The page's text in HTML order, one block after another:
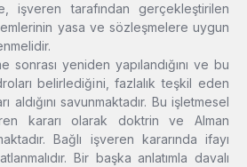
işveren tarafından gerçekleştirilen
yasa ve sözleşmelere uygun
sonrası yeniden yapılandığını ve bu
belirlediğini, fazlalık teşkil eden
aldığını savunmaktadır. Bu işletmesel
kararı olarak doktrin ve Alman
Bağlı işveren kararında ifayı
Bir başka anlatımla davalı